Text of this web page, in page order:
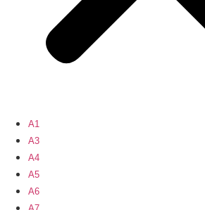
A1
A3
A4
A5
A6